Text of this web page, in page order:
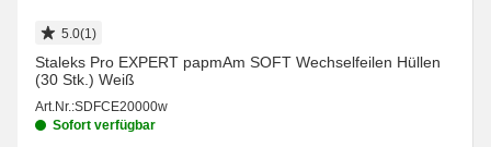
5.0(1)
Staleks Pro EXPERT papmAm SOFT Wechselfeilen Hüllen
(30 Stk.) Weiß
Art.Nr.:SDFCE20000w
Sofort verfügbar